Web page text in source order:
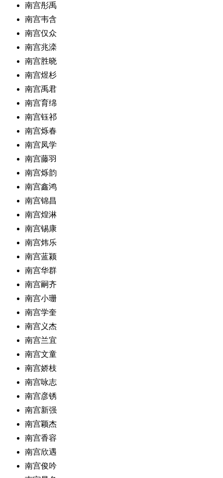
南宫彤禹
南宫韦含
南宫仅众
南宫兆滦
南宫胜晓
南宫煜杉
南宫禹君
南宫育绵
南宫钰祁
南宫烁春
南宫凤学
南宫藤羽
南宫烁韵
南宫鑫鸿
南宫锦昌
南宫煌淋
南宫锡康
南宫炜乐
南宫蓝颍
南宫华群
南宫嗣齐
南宫小珊
南宫学奎
南宫义杰
南宫兰宜
南宫文童
南宫娇枝
南宫咏志
南宫彦锈
南宫新强
南宫颖杰
南宫香容
南宫欣遇
南宫俊吟